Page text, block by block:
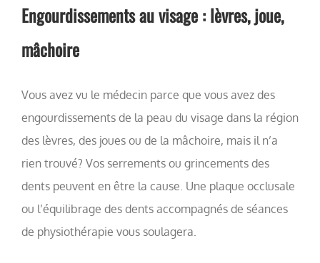
Engourdissements au visage : lèvres, joue,
mâchoire
Vous avez vu le médecin parce que vous avez des
engourdissements de la peau du visage dans la région
des lèvres, des joues ou de la mâchoire, mais il n’a
rien trouvé? Vos serrements ou grincements des
dents peuvent en être la cause. Une plaque occlusale
ou l’équilibrage des dents accompagnés de séances
de physiothérapie vous soulagera.